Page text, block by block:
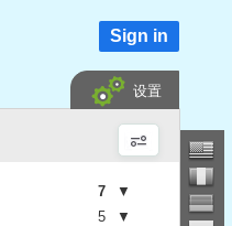
Sign in
设置
7
▼
5
▼